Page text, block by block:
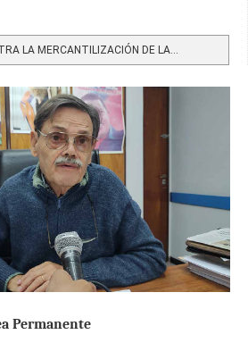
LA MERCANTILIZACIÓN DE LA...
Permanente